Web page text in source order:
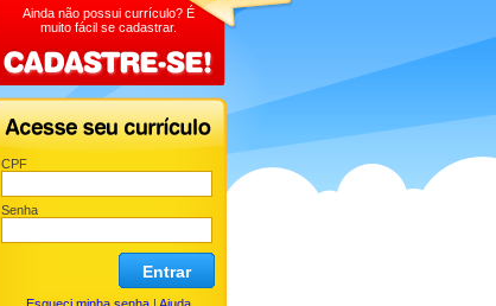
Ainda não possui currículo? É
muito fácil se cadastrar.
CPF
Senha
Entrar